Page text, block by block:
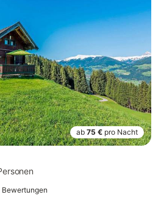
ab 75 € pro Nacht
Bewertungen